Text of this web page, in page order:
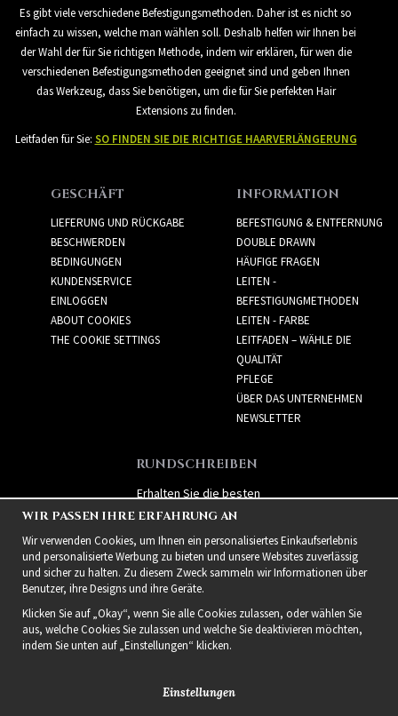
Es gibt viele verschiedene Befestigungsmethoden. Daher ist es nicht so
einfach zu wissen, welche man wählen soll. Deshalb helfen wir Ihnen bei
der Wahl der für Sie richtigen Methode, indem wir erklären, für wen die
verschiedenen Befestigungsmethoden geeignet sind und geben Ihnen
das Werkzeug, dass Sie benötigen, um die für Sie perfekten Hair
Extensions zu finden.
Leitfaden für Sie: SO FINDEN SIE DIE RICHTIGE HAARVERLÄNGERUNG
GESCHÄFT
LIEFERUNG UND RÜCKGABE
BESCHWERDEN
BEDINGUNGEN
KUNDENSERVICE
EINLOGGEN
ABOUT COOKIES
THE COOKIE SETTINGS
INFORMATION
BEFESTIGUNG & ENTFERNUNG
DOUBLE DRAWN
HÄUFIGE FRAGEN
LEITEN -
BEFESTIGUNGMETHODEN
LEITEN - FARBE
LEITFADEN – WÄHLE DIE
QUALITÄT
PFLEGE
ÜBER DAS UNTERNEHMEN
NEWSLETTER
RUNDSCHREIBEN
Erhalten Sie die besten
Angebote und spannende
neue Produkte!
WIR PASSEN IHRE ERFAHRUNG AN
Wir verwenden Cookies, um Ihnen ein personalisiertes Einkaufserlebnis
und personalisierte Werbung zu bieten und unsere Websites zuverlässig
und sicher zu halten. Zu diesem Zweck sammeln wir Informationen über
Benutzer, ihre Designs und ihre Geräte.
Klicken Sie auf „Okay“, wenn Sie alle Cookies zulassen, oder wählen Sie
aus, welche Cookies Sie zulassen und welche Sie deaktivieren möchten,
indem Sie unten auf „Einstellungen“ klicken.
Einstellungen